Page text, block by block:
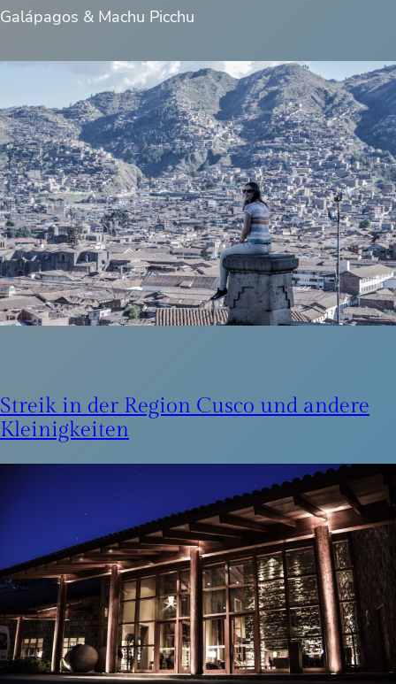
Galápagos & Machu Picchu
Streik in der Region Cusco und andere
Kleinigkeiten